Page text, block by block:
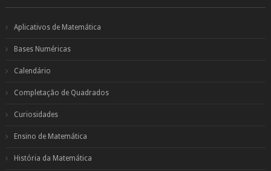
Aplicativos de Matemática
Bases Numéricas
Calendário
Completação de Quadrados
Curiosidades
Ensino de Matemática
História da Matemática